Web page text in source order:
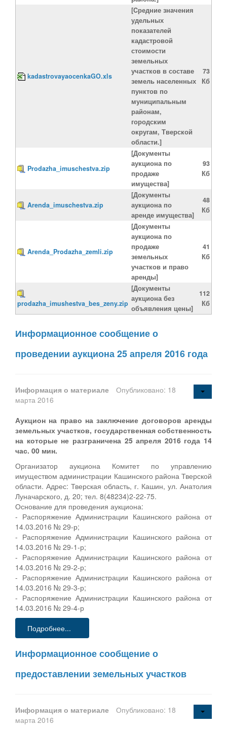
kadastrovayaocenkaGO.xls
[Cредние значения
удельных
показателей
кадастровой
стоимости
земельных
участков в составе
земель населенных
пунктов по
муниципальным
районам,
городским
округам, Тверской
области.]
73
Кб
Prodazha_imuschestva.zip
[Документы
аукциона по
продаже
имущества]
93
Кб
Arenda_imuschestva.zip
[Документы
аукциона по
аренде имущества]
48
Кб
Arenda_Prodazha_zemli.zip
[Документы
аукциона по
продаже
земельных
участков и право
аренды]
41
Кб
prodazha_imushestva_bes_zeny.zip
[Документы
аукциона без
объявления цены]
112
Кб
Информационное сообщение о
проведении аукциона 25 апреля 2016 года
Информация о материале
Опубликовано: 18
марта 2016
Аукцион на право на заключение договоров аренды
земельных участков, государственная собственность
на которые не разграничена 25 апреля 2016 года 14
час. 00 мин.
Организатор аукциона Комитет по управлению
имуществом администрации Кашинского района Тверской
области. Адрес: Тверская область, г. Кашин, ул. Анатолия
Луначарского, д. 20; тел. 8(48234)2-22-75.
Основание для проведения аукциона:
- Распоряжение Администрации Кашинского района от
14.03.2016 № 29-р;
- Распоряжение Администрации Кашинского района от
14.03.2016 № 29-1-р;
- Распоряжение Администрации Кашинского района от
14.03.2016 № 29-2-р;
- Распоряжение Администрации Кашинского района от
14.03.2016 № 29-3-р;
- Распоряжение Администрации Кашинского района от
14.03.2016 № 29-4-р
Подробнее...
Информационное сообщение о
предоставлении земельных участков
Информация о материале
Опубликовано: 18
марта 2016